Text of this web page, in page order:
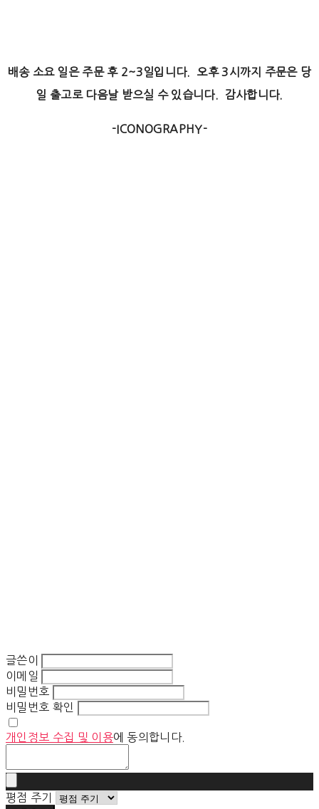
배송 소요 일은 주문 후 2~3일입니다. 오후 3시까지 주문은 당
일 출고로 다음날 받으실 수 있습니다. 감사합니다.
-ICONOGRAPHY-
글쓴이
이메일
비밀번호
비밀번호 확인
개인정보 수집 및 이용에 동의합니다.
평점 주기